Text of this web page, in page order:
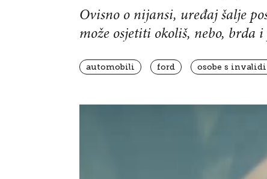
Ovisno o nijansi, uređaj šalje
može osjetiti okoliš, nebo, brda
automobili ford osobe s